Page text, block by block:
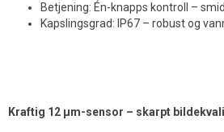
Betjening: Én-knapps kontroll –
Kapslingsgrad: IP67 – robust og
Kraftig 12 µm-sensor – skarpt